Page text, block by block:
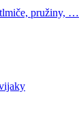
pružiny, …